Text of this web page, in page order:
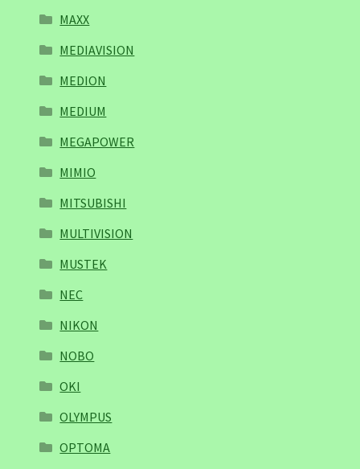
MAXX
MEDIAVISION
MEDION
MEDIUM
MEGAPOWER
MIMIO
MITSUBISHI
MULTIVISION
MUSTEK
NEC
NIKON
NOBO
OKI
OLYMPUS
OPTOMA